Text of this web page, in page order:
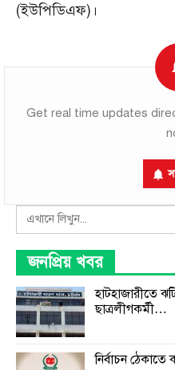
(ইউপিডিএফ)।
Get real time updates
Search
জনপ্রিয় খবর
হাটহাজারীতে
ছাত্রলীগকর্মী…
নির্বাচন ঠেকাতে